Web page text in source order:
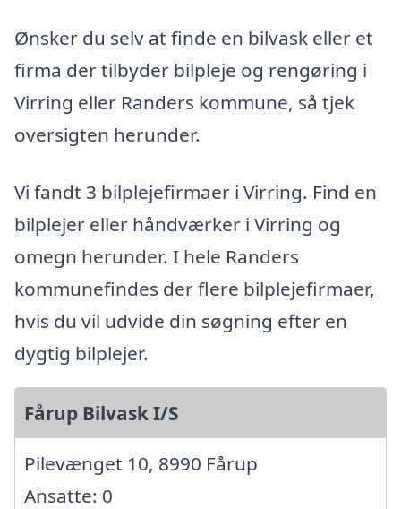
Ønsker du selv at finde en bilvask eller et
firma der tilbyder bilpleje og rengøring i
Virring eller Randers kommune, så tjek
oversigten herunder.
Vi fandt 3 bilplejefirmaer i Virring. Find en
bilplejer eller håndværker i Virring og
omegn herunder. I hele Randers
kommunefindes der flere bilplejefirmaer,
hvis du vil udvide din søgning efter en
dygtig bilplejer.
Fårup Bilvask I/S
Pilevænget 10, 8990 Fårup
Ansatte: 0